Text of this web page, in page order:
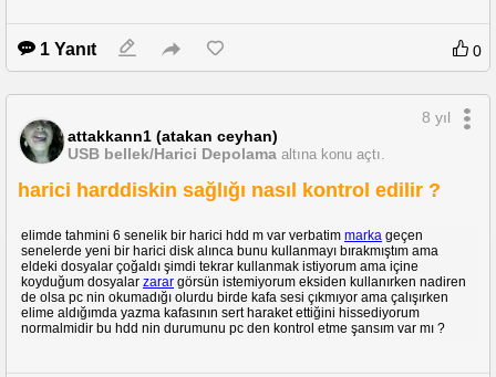
1 Yanıt 0
attakkann1 (atakan ceyhan)
USB bellek/Harici Depolama altına konu açtı.
8 yıl
harici harddiskin sağlığı nasıl kontrol edilir ?
elimde tahmini 6 senelik bir harici hdd m var verbatim marka geçen
senelerde yeni bir harici disk alınca bunu kullanmayı bırakmıştım ama
eldeki dosyalar çoğaldı şimdi tekrar kullanmak istiyorum ama içine
koyduğum dosyalar zarar görsün istemiyorum eksiden kullanırken nadiren
de olsa pc nin okumadığı olurdu birde kafa sesi çıkmıyor ama çalışırken
elime aldığımda yazma kafasının sert haraket ettiğini hissediyorum
normalmidir bu hdd nin durumunu pc den kontrol etme şansım var mı ?